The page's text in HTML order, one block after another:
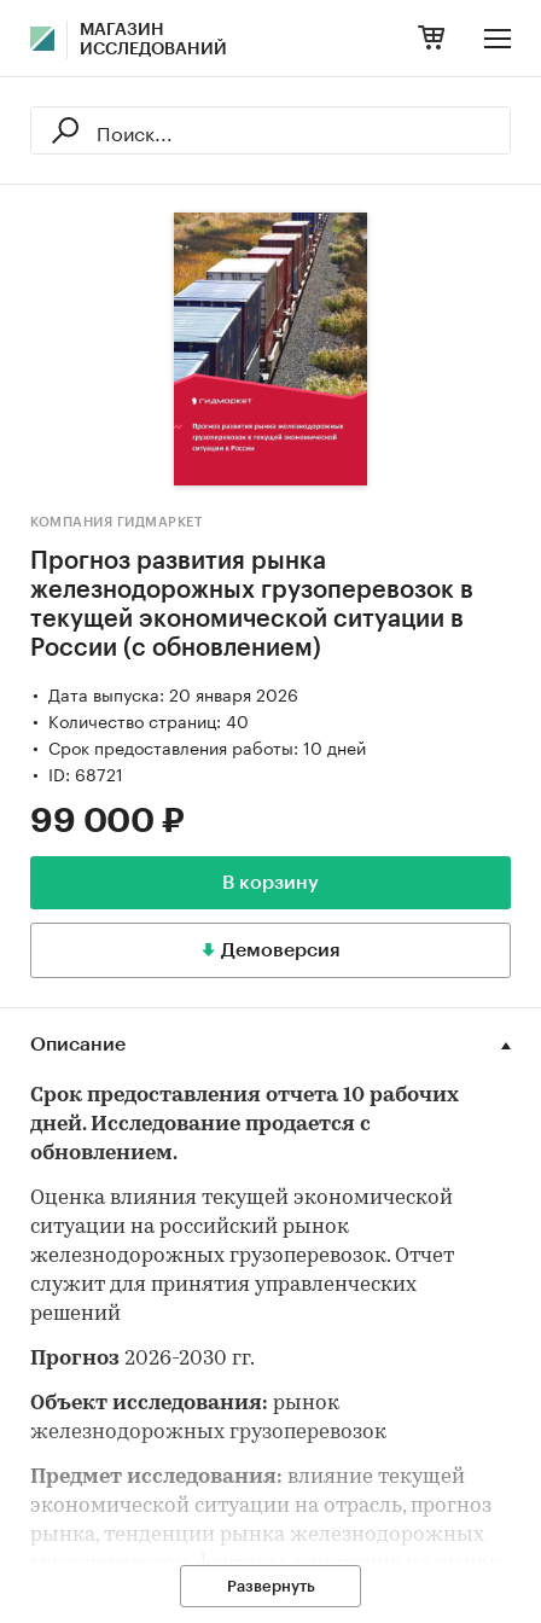
МАГАЗИН
ИССЛЕДОВАНИЙ
КОМПАНИЯ ГИДМАРКЕТ
Прогноз развития рынка
железнодорожных грузоперевозок в
текущей экономической ситуации в
России (с обновлением)
Дата выпуска: 20 января 2026
Количество страниц: 40
Срок предоставления работы: 10 дней
ID: 68721
99 000 ₽
В корзину
Демоверсия
Описание
Срок предоставления отчета 10 рабочих
дней. Исследование продается с
обновлением.
Оценка влияния текущей экономической
ситуации на российский рынок
железнодорожных грузоперевозок. Отчет
служит для принятия управленческих
решений
Прогноз 2026-2030 гг.
Объект исследования: рынок
железнодорожных грузоперевозок
Предмет исследования: влияние текущей
экономической ситуации на отрасль, прогноз
рынка, тенденции рынка железнодорожных
грузоперевозок, факторы, влияющие на рынок,
оценка конкуренцииРазвернуть